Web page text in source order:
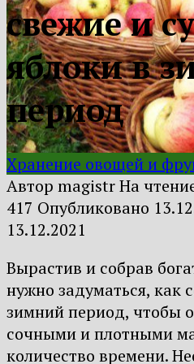
свежие и
яблоки в
период
Хранение овощей и
Автор magistrНа
417 Опубликовано
13.12.2021
Вырастив и собрав
нужно задуматься, как
зимний период, чтобы
сочными и плотными
количество времени.